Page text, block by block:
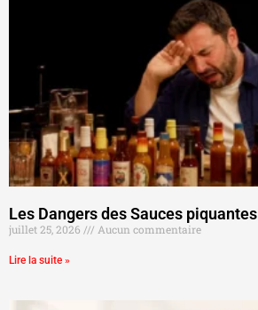
Les Dangers des Sauces piquantes
juillet 25, 2026 Aucun commentaire
Lire la suite »